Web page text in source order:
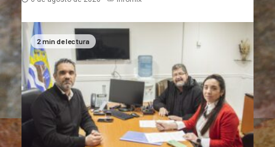
2 min de lectura